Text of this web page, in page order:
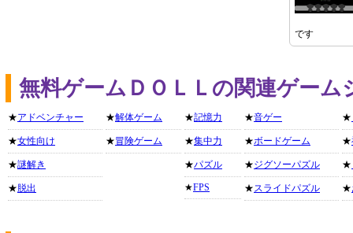
です
無料ゲームＤＯＬＬの関連ゲーム
★アドベンチャー
★女性向け
★謎解き
★ 脱出
★解体ゲーム
★冒険ゲーム
★記憶力
★集中力
★パズル
★FPS
★音ゲー
★ボードゲーム
★ジグソーパズル
★スライドパズル
★
★
★
★